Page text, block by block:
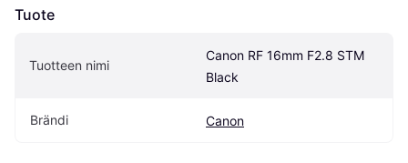
Tuote
Tuotteen nimi
Canon RF 16mm F2.8 STM
Black
Brändi Canon